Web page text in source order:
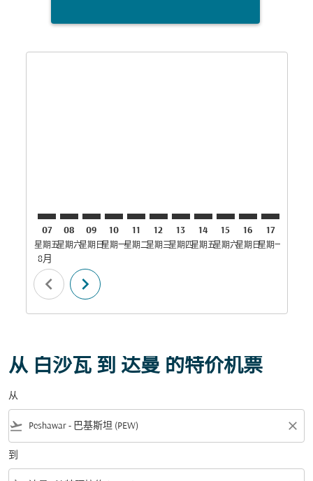
07
星期五
8月
08
星期六
09
星期日
10
星期一
11
星期二
12
星期三
13
星期四
14
星期五
15
星期六
16
星期日
17
星期一星期二
chevron_left chevron_right
从 白沙瓦 到 达曼 的特价机票
从
flight_takeoff close
到